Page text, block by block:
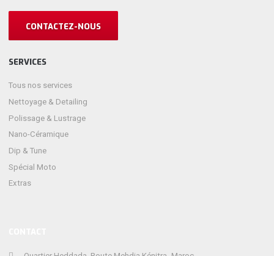
CONTACTEZ-NOUS
SERVICES
Tous nos services
Nettoyage & Detailing
Polissage & Lustrage
Nano-Céramique
Dip & Tune
Spécial Moto
Extras